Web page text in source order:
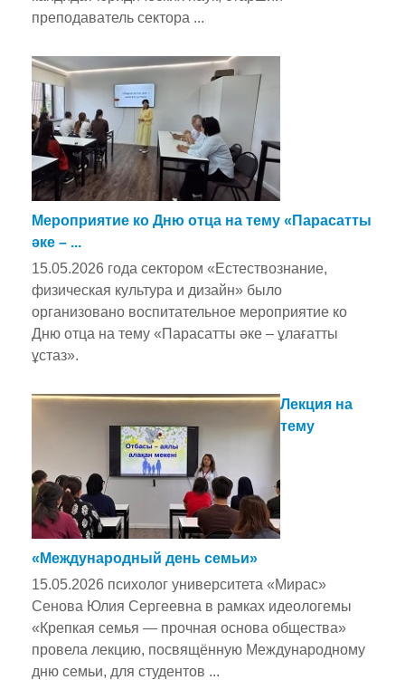
преподаватель сектора ...
Мероприятие ко Дню отца на тему «Парасатты
әке – ...
15.05.2026 года сектором «Естествознание,
физическая культура и дизайн» было
организовано воспитательное мероприятие ко
Дню отца на тему «Парасатты әке – ұлағатты
ұстаз».
Лекция на
тему
«Международный день семьи»
15.05.2026 психолог университета «Мирас»
Сенова Юлия Сергеевна в рамках идеологемы
«Крепкая семья — прочная основа общества»
провела лекцию, посвящённую Международному
дню семьи, для студентов ...